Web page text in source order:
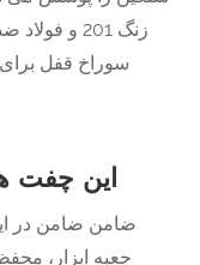
سوراخ قفل برای
این چفت
ضامن ضامن در
جعبه ابزار،